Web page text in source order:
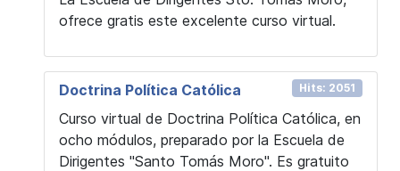
ofrece gratis este excelente curso virtual.
Doctrina Política Católica Hits: 2051
Curso virtual de Doctrina Política Católica, en
ocho módulos, preparado por la Escuela de
Dirigentes "Santo Tomás Moro". Es gratuito